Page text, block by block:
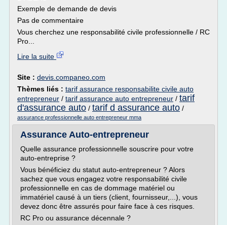
Exemple de demande de devis
Pas de commentaire
Vous cherchez une responsabilité civile professionnelle / RC
Pro...
Lire la suite
Site : devis.companeo.com
Thèmes liés : tarif assurance responsabilite civile auto
entrepreneur / tarif assurance auto entrepreneur / tarif
d'assurance auto / tarif d assurance auto /
assurance professionnelle auto entrepreneur mma
Assurance Auto-entrepreneur
Quelle assurance professionnelle souscrire pour votre
auto-entreprise ?
Vous bénéficiez du statut auto-entrepreneur ? Alors
sachez que vous engagez votre responsabilité civile
professionnelle en cas de dommage matériel ou
immatériel causé à un tiers (client, fournisseur,...), vous
devez donc être assurés pour faire face à ces risques.
RC Pro ou assurance décennale ?